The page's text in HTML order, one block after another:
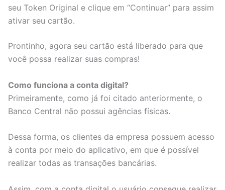
seu Token Original e clique em “Continuar” para assim
ativar seu cartão.
Prontinho, agora seu cartão está liberado para que
você possa realizar suas compras!
Como funciona a conta digital?
Primeiramente, como já foi citado anteriormente, o
Banco Central não possui agências físicas.
Dessa forma, os clientes da empresa possuem acesso
à conta por meio do aplicativo, em que é possível
realizar todas as transações bancárias.